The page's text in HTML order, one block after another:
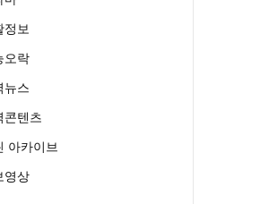
정보
오락
뉴스
콘텐츠
아카이브
영상